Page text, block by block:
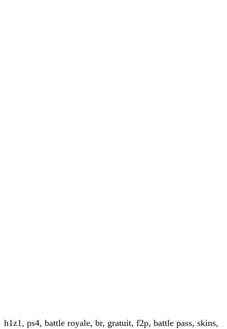
h1z1, ps4, battle royale, br, gratuit, f2p, battle pass, skins,